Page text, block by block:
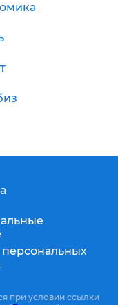
при условии ссылки